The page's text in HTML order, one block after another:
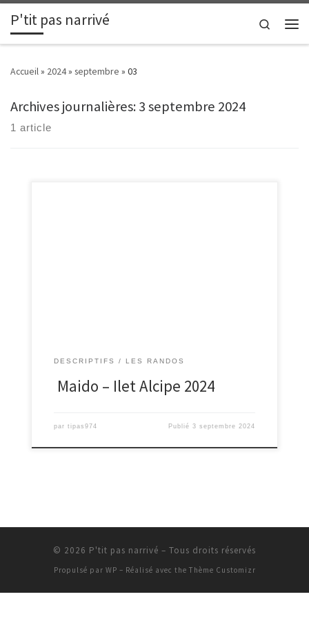
Passer au contenu
P'tit pas narrivé
Search
Accueil» 2024» septembre » 03
Archives journalières:3 septembre 2024
1 article
DESCRIPTIFS LES RANDOS
Maido – Ilet Alcipe 2024
par tipas974 Publié3 septembre 2024
© 2026 P'tit pas narrivé – Tous droits réservés
Propulsé par WP – Réalisé avec the Thème Customizr